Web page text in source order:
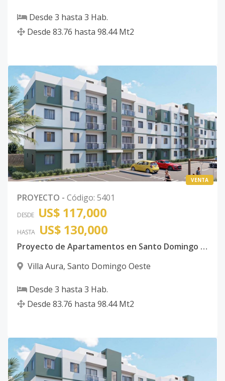
Desde 3 hasta 3 Hab.
Desde 83.76 hasta 98.44 Mt2
VENTA
PROYECTO - Código: 5401
DESDE US$ 117,000
HASTA US$ 130,000
Proyecto de Apartamentos en Santo Domingo Oeste
Villa Aura, Santo Domingo Oeste
Desde 3 hasta 3 Hab.
Desde 83.76 hasta 98.44 Mt2